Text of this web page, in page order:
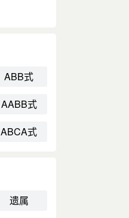
ABB式
AABB式
ABCA式
遗属